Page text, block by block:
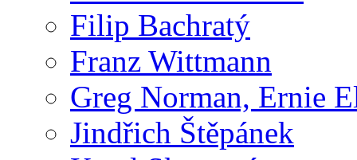
Filip Bachratý
Franz Wittmann
Greg Norman, Ernie
Jindřich Štěpánek